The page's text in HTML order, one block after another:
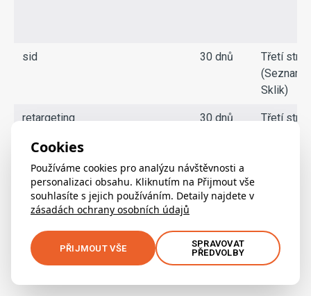
sid 30 dnů
Třetí
(Seznam
Sklik)
retargeting 30 dnů
Třetí
crisp-
client%2Fsession%2Feb4c514d-
cffe-45f8-817b-128efc3996b4
6 měsíců
a 2 dny
Cookies
Používáme cookies pro analýzu návštěvnosti a
personalizaci obsahu. Kliknutím na Přijmout vše
souhlasíte s jejich používáním. Detaily najdete v
zásadách ochrany osobních údajů
PŘIJMOUT VŠE
SPRAVOVAT
PŘEDVOLBY